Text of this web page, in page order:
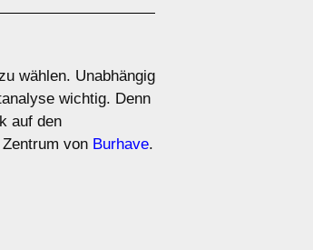
wählen. Unabhängig
wichtig. Denn
auf den
von Burhave.